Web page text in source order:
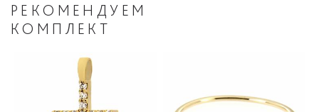
РЕКОМЕНДУЕМ
КОМПЛЕКТ